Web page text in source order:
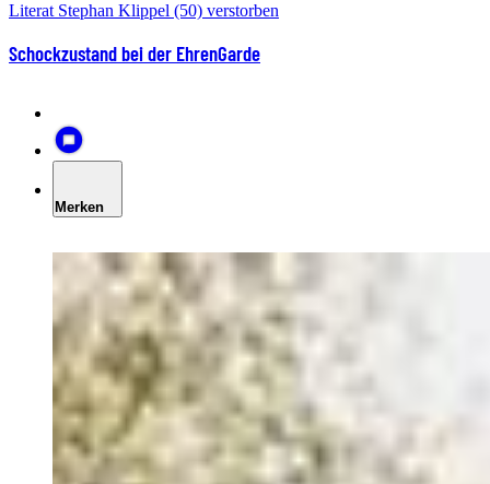
Literat Stephan Klippel (50) verstorben
Schockzustand bei der EhrenGarde
Merken